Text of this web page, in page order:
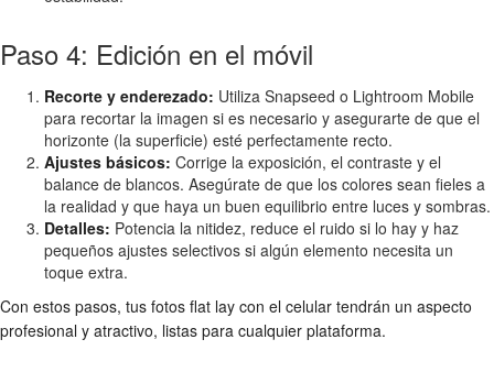
Paso 4: Edición en el móvil
Recorte y enderezado: Utiliza Snapseed o Lightroom Mobile
para recortar la imagen si es necesario y asegurarte de que el
horizonte (la superficie) esté perfectamente recto.
Ajustes básicos: Corrige la exposición, el contraste y el
balance de blancos. Asegúrate de que los colores sean fieles a
la realidad y que haya un buen equilibrio entre luces y sombras.
Detalles: Potencia la nitidez, reduce el ruido si lo hay y haz
pequeños ajustes selectivos si algún elemento necesita un
toque extra.
Con estos pasos, tus fotos flat lay con el celular tendrán un aspecto
profesional y atractivo, listas para cualquier plataforma.